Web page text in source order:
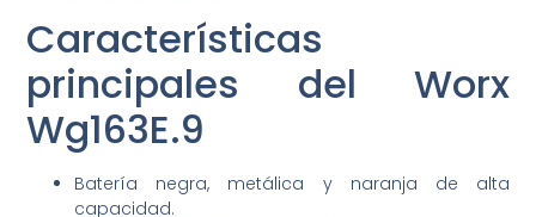
Características
principales del Worx
Wg163E.9
Batería negra, metálica y naranja de alta
capacidad.